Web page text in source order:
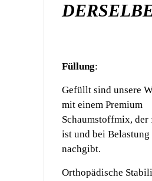
Füllung:
Gefüllt sind unsere
mit einem Premium
Schaumstoffmix,
ist und bei
nachgibt.
Orthopädische